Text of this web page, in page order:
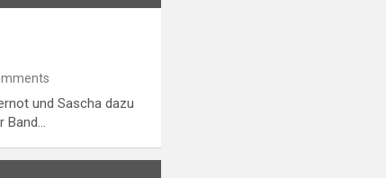
und Sascha dazu
Band…